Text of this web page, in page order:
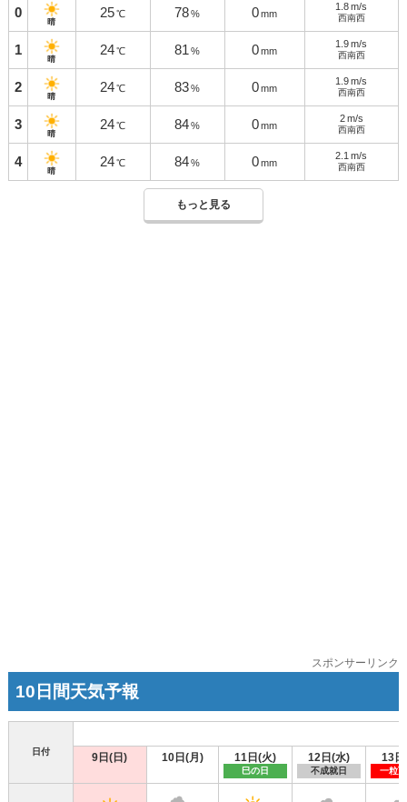
0
晴
25 ℃ 78 % 0 mm
1.8 m/s
西南西
1
晴
24 ℃ 81 % 0 mm
1.9 m/s
西南西
2
晴
24 ℃ 83 % 0 mm
1.9 m/s
西南西
3
晴
24 ℃ 84 % 0 mm
2m/s
西南西
4
晴
24 ℃ 84 % 0 mm
2.1 m/s
西南西
もっと見る
スポンサーリンク
10日間天気予報
日付 9日(日) 10日(月) 11日(火)
巳の日
12日(水)
不成就日
13日
一粒